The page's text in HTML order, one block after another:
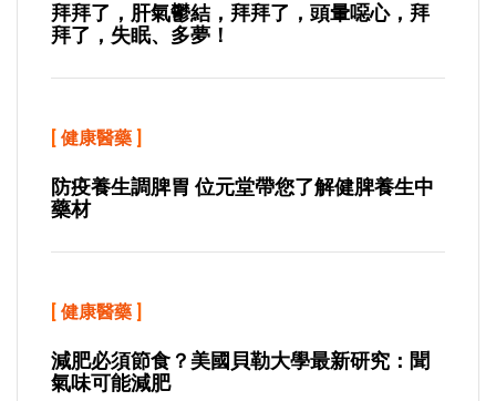
拜拜了，肝氣鬱結，拜拜了，頭暈噁心，拜
拜了，失眠、多夢！
[ 健康醫藥 ]
防疫養生調脾胃 位元堂帶您了解健脾養生中
藥材
[ 健康醫藥 ]
減肥必須節食？美國貝勒大學最新研究：聞
氣味可能減肥